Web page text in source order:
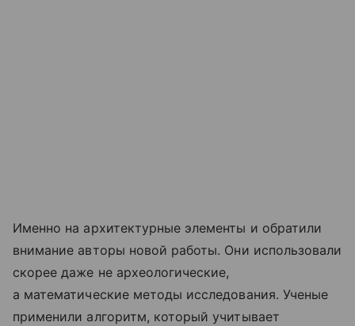
Именно на архитектурные элементы и обратили
внимание авторы новой работы. Они использовали
скорее даже не археологические,
а математические методы исследования. Ученые
применили алгоритм, который учитывает